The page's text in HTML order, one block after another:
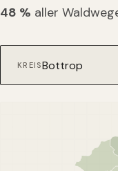
48 % aller
KREIS